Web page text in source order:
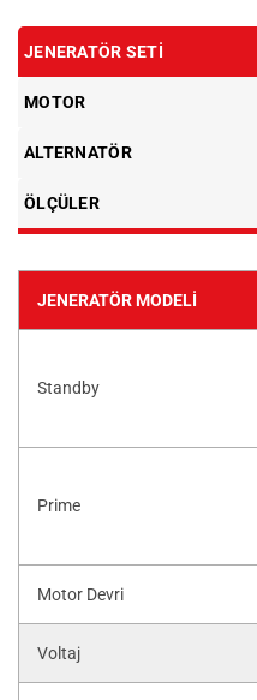
JENERATÖR SETI
MOTOR
ALTERNATÖR
ÖLÇÜLER
JENERATÖR MODELI
Standby
Prime
Motor Devri
Voltaj